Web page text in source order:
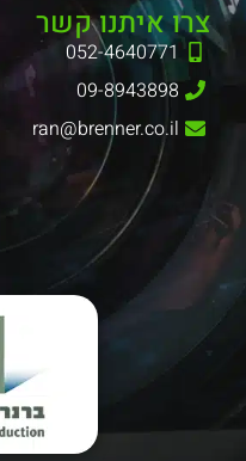
צרו איתנו קשר
052-4640771
09-8943898
ran@brenner.co.il